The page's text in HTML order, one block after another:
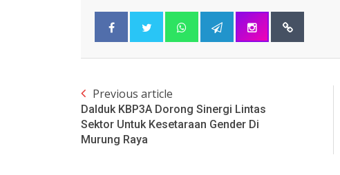
Previous article
Dalduk KBP3A Dorong Sinergi Lintas
Sektor Untuk Kesetaraan Gender Di
Murung Raya